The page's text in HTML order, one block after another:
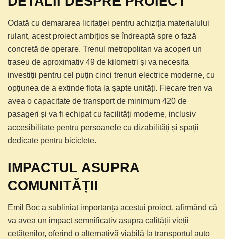
Odată cu demararea licitației pentru achiziția materialului
rulant, acest proiect ambițios se îndreaptă spre o fază
concretă de operare. Trenul metropolitan va acoperi un
traseu de aproximativ 49 de kilometri și va necesita
investiții pentru cel puțin cinci trenuri electrice moderne, cu
opțiunea de a extinde flota la șapte unități. Fiecare tren va
avea o capacitate de transport de minimum 420 de
pasageri și va fi echipat cu facilități moderne, inclusiv
accesibilitate pentru persoanele cu dizabilități și spații
dedicate pentru biciclete.
IMPACTUL ASUPRA
COMUNITĂȚII
Emil Boc a subliniat importanța acestui proiect, afirmând că
va avea un impact semnificativ asupra calității vieții
cetățenilor, oferind o alternativă viabilă la transportul auto